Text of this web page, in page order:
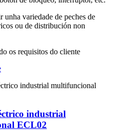
unha variedade de peches de
ou de distribución non
os requisitos do cliente
industrial
ECL02